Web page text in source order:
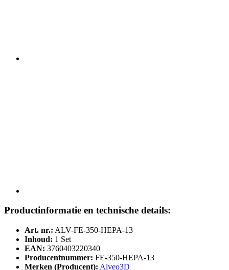
Productinformatie en technische details:
Art. nr.: ALV-FE-350-HEPA-13
Inhoud: 1 Set
EAN: 3760403220340
Producentnummer: FE-350-HEPA-13
Merken (Producent): Alveo3D